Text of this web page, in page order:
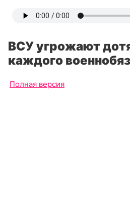
ВСУ угрожают
каждого
Полная версия